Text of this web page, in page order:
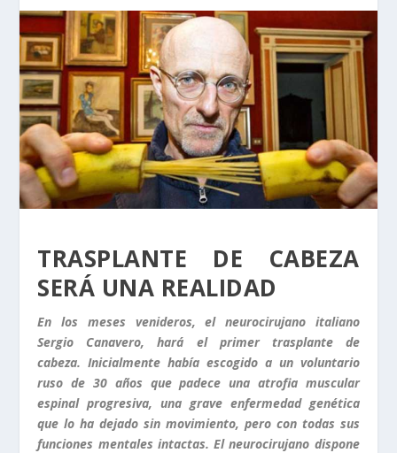
TRASPLANTE DE CABEZA
SERÁ UNA REALIDAD
En los meses venideros, el neurocirujano italiano
Sergio Canavero, hará el primer trasplante de
cabeza. Inicialmente había escogido a un voluntario
ruso de 30 años que padece una atrofia muscular
espinal progresiva, una grave enfermedad genética
que lo ha dejado sin movimiento, pero con todas sus
funciones mentales intactas. El neurocirujano dispone